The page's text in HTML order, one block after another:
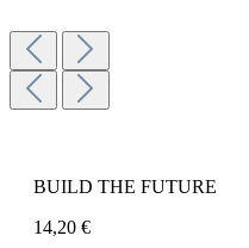
BUILD THE FUTURE
14,20 €